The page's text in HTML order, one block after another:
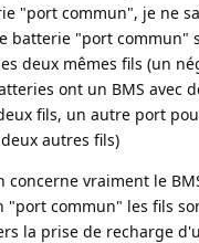
"port commun", je ne
batterie "port commun"
deux mêmes fils (un
ont un BMS avec
fils, un autre port
autres fils)
concerne vraiment le
"port commun" les fils
la prise de recharge